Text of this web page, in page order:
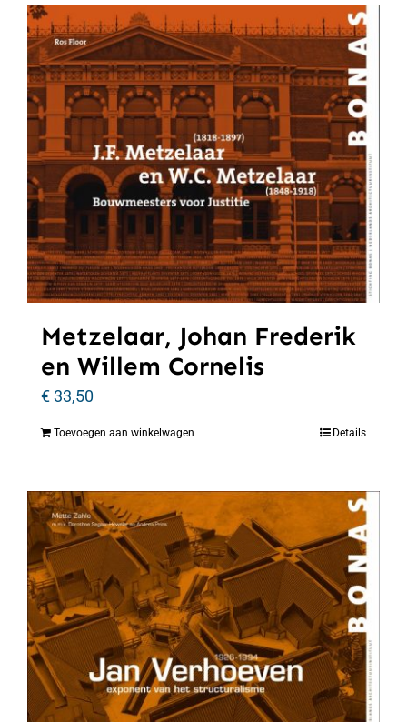
Metzelaar, Johan Frederik
en Willem Cornelis
€33,50
Toevoegen aan winkelwagen Details